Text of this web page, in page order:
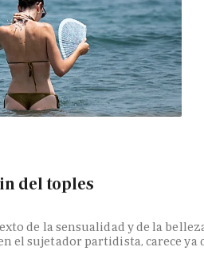
del toples
de la sensualidad y de la
el sujetador partidista, carece ya